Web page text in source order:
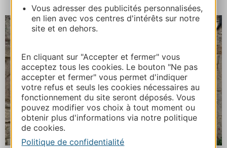
Vous adresser des publicités personnalisées,
en lien avec vos centres d'intérêts sur notre
site et en dehors.
En cliquant sur "Accepter et fermer" vous
acceptez tous les cookies. Le bouton "Ne pas
accepter et fermer" vous permet d'indiquer
votre refus et seuls les cookies nécessaires au
fonctionnement du site seront déposés. Vous
pouvez modifier vos choix à tout moment ou
obtenir plus d'informations via notre politique
de cookies.
Politique de confidentialité